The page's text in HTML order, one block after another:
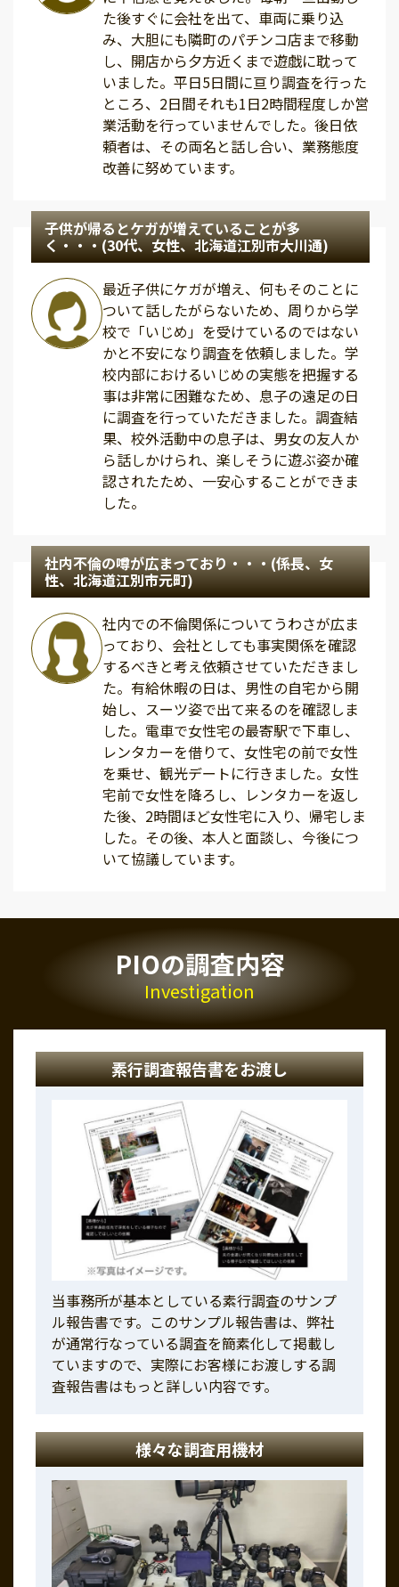
た後すぐに会社を出て、車両に乗り込
み、大胆にも隣町のパチンコ店まで移動
し、開店から夕方近くまで遊戯に耽って
いました。平日5日間に亘り調査を行った
ところ、2日間それも1日2時間程度しか営
業活動を行っていませんでした。後日依
頼者は、その両名と話し合い、業務態度
改善に努めています。
子供が帰るとケガが増えていることが多
く・・・(30代、女性、北海道江別市大川通)
最近子供にケガが増え、何もそのことに
ついて話したがらないため、周りから学
校で「いじめ」を受けているのではない
かと不安になり調査を依頼しました。学
校内部におけるいじめの実態を把握する
事は非常に困難なため、息子の遠足の日
に調査を行っていただきました。調査結
果、校外活動中の息子は、男女の友人か
ら話しかけられ、楽しそうに遊ぶ姿か確
認されたため、一安心することができま
した。
社内不倫の噂が広まっており・・・(係長、女
性、北海道江別市元町)
社内での不倫関係についてうわさが広ま
っており、会社としても事実関係を確認
するべきと考え依頼させていただきまし
た。有給休暇の日は、男性の自宅から開
始し、スーツ姿で出て来るのを確認しま
した。電車で女性宅の最寄駅で下車し、
レンタカーを借りて、女性宅の前で女性
を乗せ、観光デートに行きました。女性
宅前で女性を降ろし、レンタカーを返し
た後、2時間ほど女性宅に入り、帰宅しま
した。その後、本人と面談し、今後につ
いて協議しています。
PIOの調査内容
Investigation
素行調査報告書をお渡し
当事務所が基本としている素行調査のサンプ
ル報告書です。このサンプル報告書は、弊社
が通常行なっている調査を簡素化して掲載し
ていますので、実際にお客様にお渡しする調
査報告書はもっと詳しい内容です。
様々な調査用機材